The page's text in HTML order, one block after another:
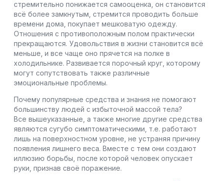
стремительно понижается самооценка, он становится
всё более замкнутым, стремится проводить больше
времени дома, покупает мешковатую одежду.
Отношения с противоположным полом практически
прекращаются. Удовольствия в жизни становится всё
меньше, и все чаще оно прячется на полке в
холодильнике. Развивается порочный круг, которому
могут сопутствовать также различные
эмоциональные проблемы.
Почему популярные средства и знания не помогают
большинству людей с избыточной массой тела?
Все вышеуказанные, а также многие другие средства
являются сугубо симптоматическими, т.е. работают
лишь на поверхностном уровне, не устраняя причину
появления лишнего веса. Вместе с тем они создают
иллюзию борьбы, после которой человек опускает
руки, признав своё поражение.